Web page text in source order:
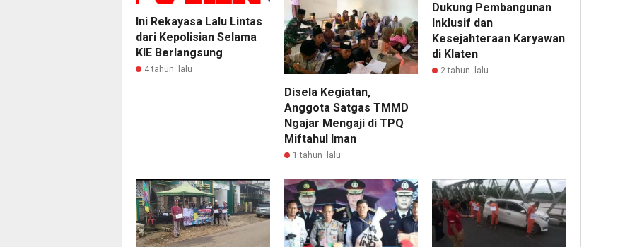
Ini Rekayasa Lalu Lintas
dari Kepolisian Selama
KIE Berlangsung
4 tahun lalu
Disela Kegiatan,
Anggota Satgas TMMD
Ngajar Mengaji di TPQ
Miftahul Iman
1 tahun lalu
Dukung Pembangunan
Inklusif dan
Kesejahteraan Karyawan
di Klaten
2 tahun lalu